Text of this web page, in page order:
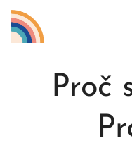
Proč